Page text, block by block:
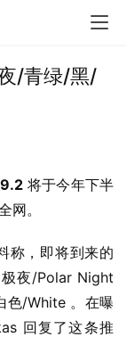
/青绿/黑/
将于今年下半
网。
称，即将到来的
夜/Polar Night
色/White 。在曝
回复了这条推